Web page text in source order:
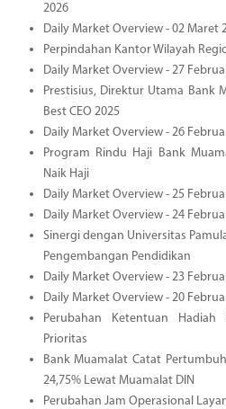
2026
Daily Market Overview - 02 Maret
Perpindahan Kantor Wilayah
Daily Market Overview - 27
Prestisius, Direktur Utama Bank
Best CEO 2025
Daily Market Overview - 26
Program Rindu Haji Bank
Naik Haji
Daily Market Overview - 25
Daily Market Overview - 24
Sinergi dengan Universitas
Pengembangan Pendidikan
Daily Market Overview - 23
Daily Market Overview - 20
Perubahan Ketentuan
Prioritas
Bank Muamalat Catat
24,75% Lewat Muamalat DIN
Perubahan Jam Operasional